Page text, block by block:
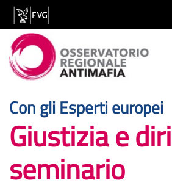
Con gli Esperti europei
Giustizia e
seminario